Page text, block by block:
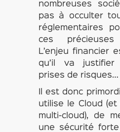
nombreuses
pas à occulter
réglementaires
ces précieuses
L’enjeu financier
qu’il va justifier
prises de risques…
Il est donc
utilise le Cloud
multi-cloud), de
une sécurité